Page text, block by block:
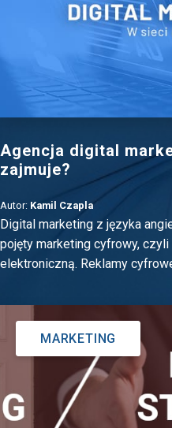
Agencja digital
zajmuje?
Autor: Kamil Czapla
Digital marketing z języka
pojęty marketing cyfrowy,
elektroniczną. Reklamy
MARKETING